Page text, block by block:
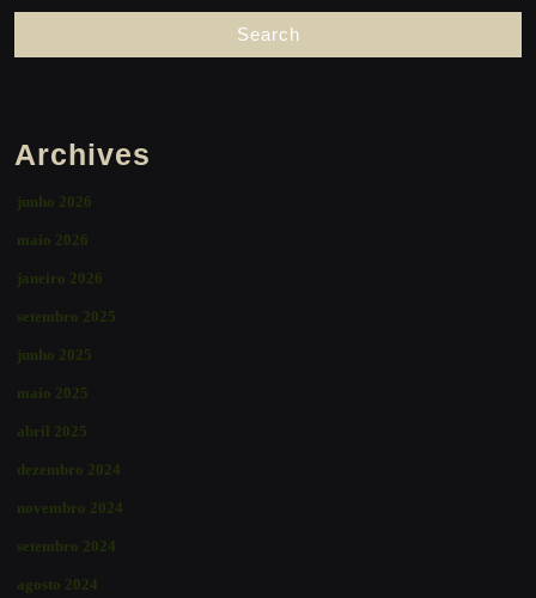
Archives
junho 2026
maio 2026
janeiro 2026
setembro 2025
junho 2025
maio 2025
abril 2025
dezembro 2024
novembro 2024
setembro 2024
agosto 2024